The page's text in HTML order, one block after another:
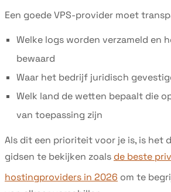
Een goede VPS-provider moet
Welke logs worden verzameld en
bewaard
Waar het bedrijf juridisch
Welk land de wetten bepaalt die
van toepassing zijn
Als dit een prioriteit voor je is, is het
gidsen te bekijken zoals de beste
hostingproviders in 2026 om te